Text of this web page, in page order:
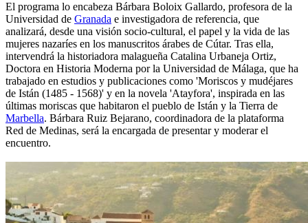
El programa lo encabeza Bárbara Boloix Gallardo, profesora de la
Universidad de Granada e investigadora de referencia, que
analizará, desde una visión socio-cultural, el papel y la vida de las
mujeres nazaríes en los manuscritos árabes de Cútar. Tras ella,
intervendrá la historiadora malagueña Catalina Urbaneja Ortiz,
Doctora en Historia Moderna por la Universidad de Málaga, que ha
trabajado en estudios y publicaciones como 'Moriscos y mudéjares
de Istán (1485 - 1568)' y en la novela 'Atayfora', inspirada en las
últimas moriscas que habitaron el pueblo de Istán y la Tierra de
Marbella. Bárbara Ruiz Bejarano, coordinadora de la plataforma
Red de Medinas, será la encargada de presentar y moderar el
encuentro.